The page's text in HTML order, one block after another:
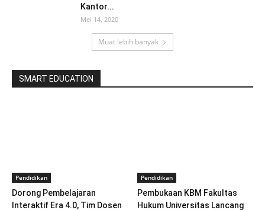
Kantor...
Mei 14, 2020
Muat lebih banyak
SMART EDUCATION
Pendidikan
Dorong Pembelajaran
Interaktif Era 4.0, Tim Dosen
Pendidikan
Pembukaan KBM Fakultas
Hukum Universitas Lancang